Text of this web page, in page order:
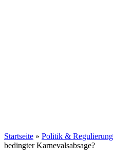
Startseite » Politik & Regulierung
bedingter Karnevalsabsage?